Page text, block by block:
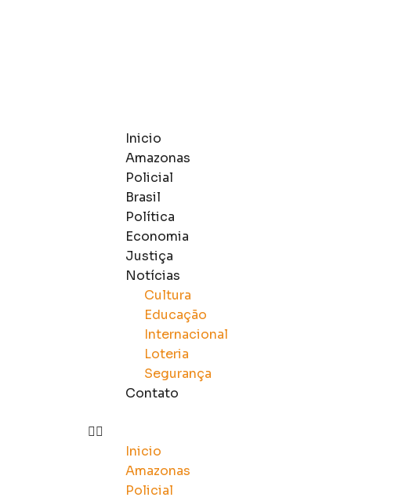
Inicio
Amazonas
Policial
Brasil
Política
Economia
Justiça
Notícias
Cultura
Educação
Internacional
Loteria
Segurança
Contato
Inicio
Amazonas
Policial